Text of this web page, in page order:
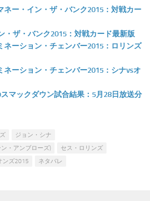
ネー・イン・ザ・バンク2015：対戦カー
・ザ・バンク2015：対戦カード最新版
ネーション・チェンバー2015：ロリンズ
ネーション・チェンバー2015：シナvsオ
マックダウン試合結果：5月28日放送分
ジョン・シナ
・アンブローズ)
セス・ロリンズ
ンズ2015
ネタバレ